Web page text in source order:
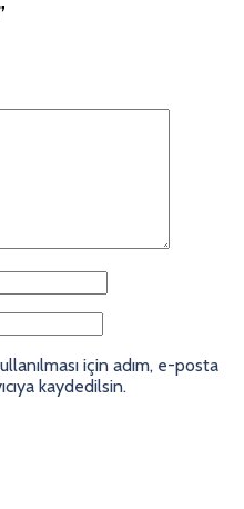
için adım, e-posta
kaydedilsin.